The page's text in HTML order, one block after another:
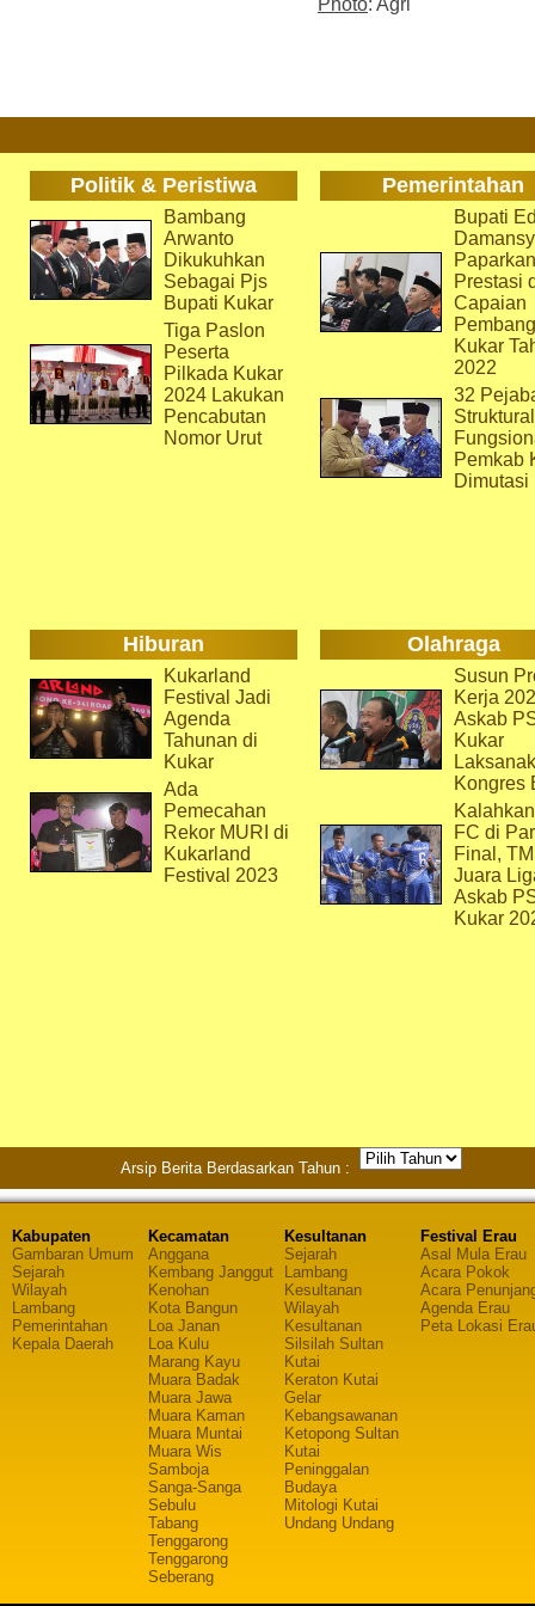
Politik & Peristiwa Pemerintahan
Bambang
Arwanto
Dikukuhkan
Sebagai Pjs
Bupati Kukar
Tiga Paslon
Peserta
Pilkada Kukar
2024 Lakukan
Pencabutan
Nomor Urut
Bupati
Paparkan
Prestasi
Capaian
Kukar
2022
32
Pemkab
Dimutasi
Hiburan Olahraga
Kukarland
Festival Jadi
Agenda
Tahunan di
Kukar
Ada
Pemecahan
Rekor MURI di
Kukarland
Festival 2023
Susun
Kerja
Askab
Kukar
Kongres
FC di
Final,
Juara
Askab
Kukar
Arsip Berita Berdasarkan Tahun :
Kabupaten
Gambaran Umum
Sejarah
Wilayah
Lambang
Pemerintahan
Kepala Daerah
Kecamatan
Anggana
Kembang Janggut
Kenohan
Kota Bangun
Loa Janan
Loa Kulu
Marang Kayu
Muara Badak
Muara Jawa
Muara Kaman
Muara Muntai
Muara Wis
Samboja
Sanga-Sanga
Sebulu
Tabang
Tenggarong
Tenggarong
Seberang
Kesultanan
Sejarah
Lambang
Kesultanan
Wilayah
Kesultanan
Silsilah Sultan
Kutai
Keraton Kutai
Gelar
Kebangsawanan
Ketopong Sultan
Kutai
Peninggalan
Budaya
Mitologi Kutai
Undang Undang
Festival Erau
Asal Mula Erau
Acara Pokok
Acara
Agenda Erau
Peta Lokasi